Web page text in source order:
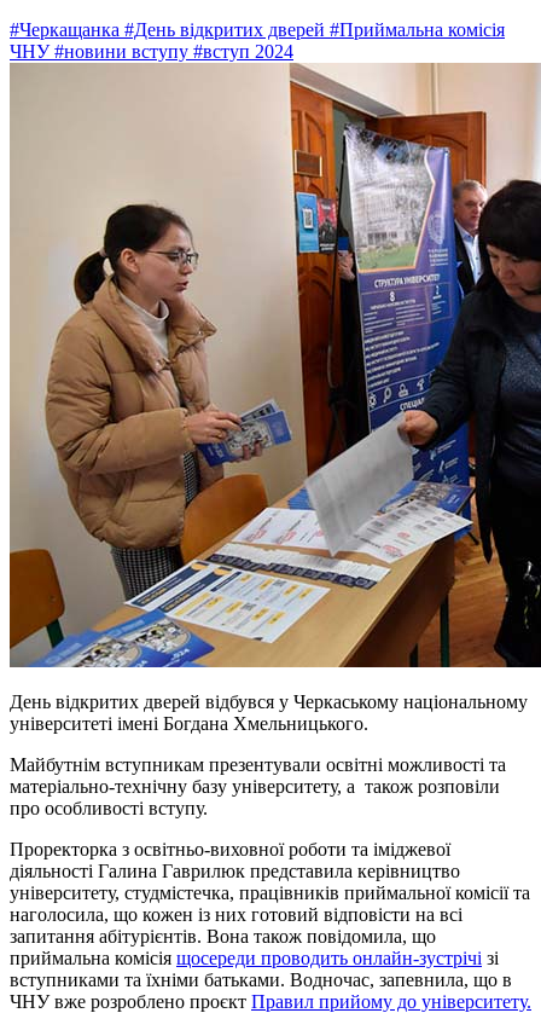
#Черкащанка #День відкритих дверей #Приймальна комісія
ЧНУ#новини вступу #вступ 2024
День відкритих дверей відбувся у Черкаському національному
університеті імені Богдана Хмельницького.
Майбутнім вступникам презентували освітні можливості та
матеріально-технічну базу університету, а також розповіли
про особливості вступу.
Проректорка з освітньо-виховної роботи та іміджевої
діяльності Галина Гаврилюк представила керівництво
університету, студмістечка, працівників приймальної комісії та
наголосила, що кожен із них готовий відповісти на всі
запитання абітурієнтів. Вона також повідомила, що
приймальна комісія щосереди проводить онлайн-зустрічі зі
вступниками та їхніми батьками. Водночас, запевнила, що в
ЧНУ вже розроблено проєкт Правил прийому до університету.